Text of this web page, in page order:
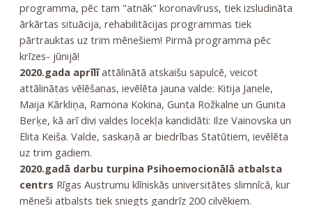
programma, pēc tam "atnāk" koronavīruss, tiek izsludināta
ārkārtas situācija, rehabilitācijas programmas tiek
pārtrauktas uz trim mēnešiem! Pirmā programma pēc
krīzes- jūnijā!
2020.gada aprīlīattālinātā atskaišu sapulcē, veicot
attālinātas vēlēšanas, ievēlēta jauna valde: Kitija Janele,
Maija Kārkliņa, Ramona Kokina, Gunta Rožkalne un Gunita
Berķe, kā arī divi valdes locekļa kandidāti: Ilze Vainovska un
Elita Keiša. Valde, saskaņā ar biedrības Statūtiem, ievēlēta
uz trim gadiem.
2020.gadā darbu turpina Psihoemocionālā atbalsta
centrs Rīgas Austrumu klīniskās universitātes slimnīcā, kur
mēneši atbalsts tiek sniegts gandrīz 200 cilvēkiem.